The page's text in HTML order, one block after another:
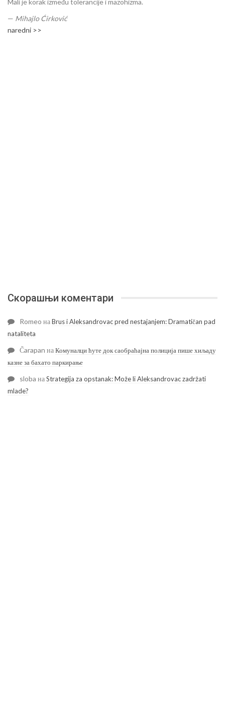
— Mihajlo Ćirković
naredni >>
Скорашњи коментари
Romeo наBrus i Aleksandrovac pred nestajanjem: Dramatičan pad
nataliteta
Čarapan наКомуналци ћуте док саобраћајна полиција пише хиљаду
казне за бахато паркирање
sloba наStrategija za opstanak: Može li Aleksandrovac zadržati
mlade?